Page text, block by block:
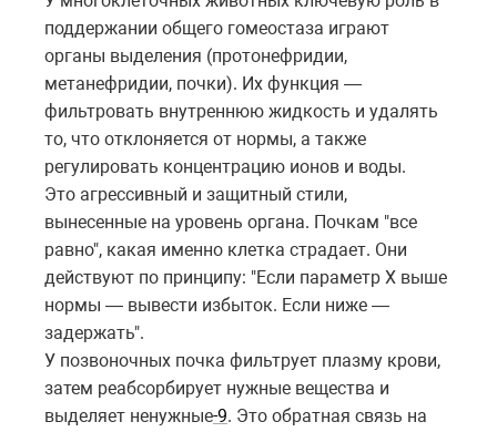
поддержании общего гомеостаза играют
органы выделения (протонефридии,
метанефридии, почки). Их функция —
фильтровать внутреннюю жидкость и удалять
то, что отклоняется от нормы, а также
регулировать концентрацию ионов и воды.
Это агрессивный и защитный стили,
вынесенные на уровень органа. Почкам "все
равно", какая именно клетка страдает. Они
действуют по принципу: "Если параметр X выше
нормы — вывести избыток. Если ниже —
задержать".
У позвоночных почка фильтрует плазму крови,
затем реабсорбирует нужные вещества и
выделяет ненужные-9. Это обратная связь на